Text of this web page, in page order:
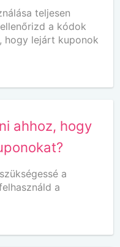
teljesen
a kódok
hogy lejárt kuponok
ahhoz, hogy
a
a